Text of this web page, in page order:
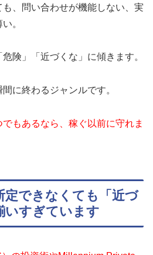
、問い合わせが機能しない、実
。
険」「近づくな」に傾きます。
に終わるジャンルです。
もあるなら、稼ぐ以前に守れま
定できなくても「近づ
いすぎています